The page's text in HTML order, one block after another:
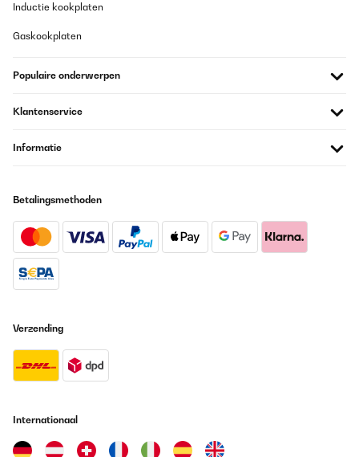
Inductie kookplaten
Gaskookplaten
Populaire onderwerpen
Klantenservice
Informatie
Betalingsmethoden
Verzending
Internationaal